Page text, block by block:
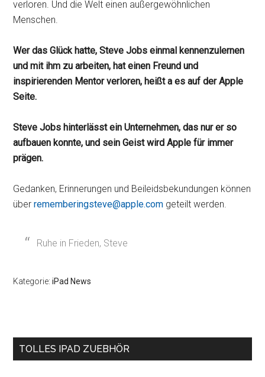
verloren. Und die Welt einen außergewöhnlichen
Menschen.
Wer das Glück hatte, Steve Jobs einmal kennenzulernen
und mit ihm zu arbeiten, hat einen Freund und
inspirierenden Mentor verloren, heißt a es auf der Apple
Seite.
Steve Jobs hinterlässt ein Unternehmen, das nur er so
aufbauen konnte, und sein Geist wird Apple für immer
prägen.
Gedanken, Erinnerungen und Beileidsbekundungen können
überrememberingsteve@apple.com geteilt werden.
Ruhe in Frieden, Steve
Kategorie:iPad News
Seitenspalte
TOLLES IPAD ZUEBHÖR